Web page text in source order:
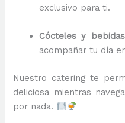
exclusivo para ti.
Cócteles y
acompañar tu día
Nuestro catering te
deliciosa mientras
por nada.